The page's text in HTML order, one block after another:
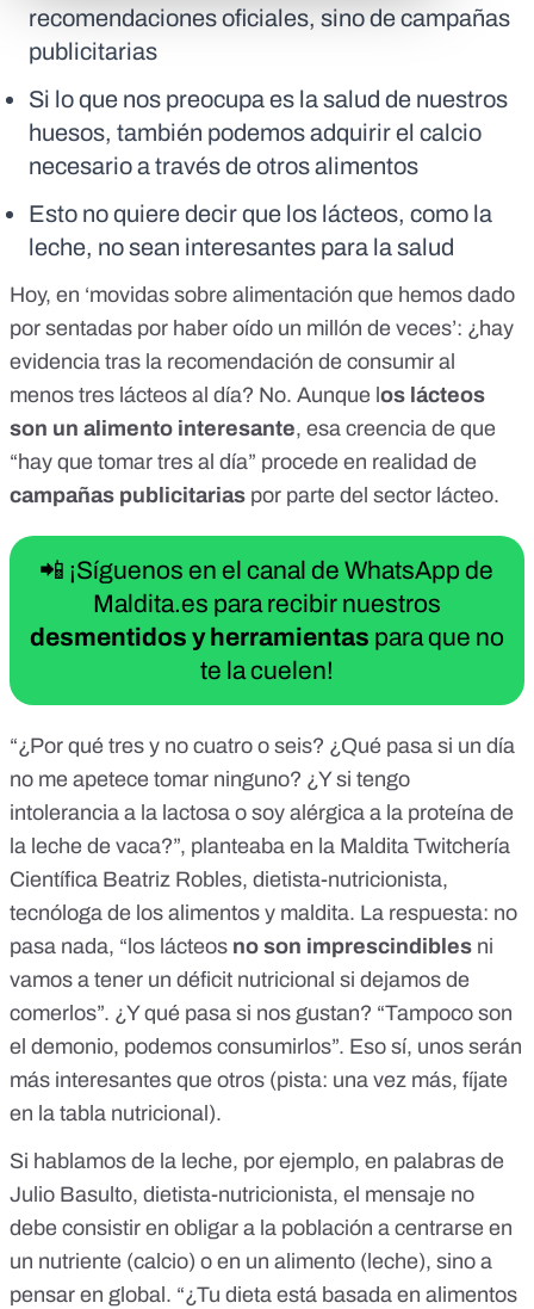
recomendaciones oficiales, sino de campañas
publicitarias
Si lo que nos preocupa es la salud de nuestros
huesos, también podemos adquirir el calcio
necesario a través de otros alimentos
Esto no quiere decir que los lácteos, como la
leche, no sean interesantes para la salud
Hoy, en ‘movidas sobre alimentación que hemos dado
por sentadas por haber oído un millón de veces’: ¿hay
evidencia tras la recomendación de consumir al
menos tres lácteos al día? No. Aunque l os lácteos
son un alimento interesante, esa creencia de que
“hay que tomar tres al día” procede en realidad de
campañas publicitarias por parte del sector lácteo.
📲 ¡Síguenos en el canal de WhatsApp de
Maldita.es para recibir nuestros
desmentidos y herramientas para que no
te la cuelen!
“¿Por qué tres y no cuatro o seis? ¿Qué pasa si un día
no me apetece tomar ninguno? ¿Y si tengo
intolerancia a la lactosa o soy alérgica a la proteína de
la leche de vaca?”, planteaba en la Maldita Twitchería
Científica Beatriz Robles, dietista-nutricionista,
tecnóloga de los alimentos y maldita. La respuesta: no
pasa nada, “los lácteos no son imprescindibles ni
vamos a tener un déficit nutricional si dejamos de
comerlos”. ¿Y qué pasa si nos gustan? “Tampoco son
el demonio, podemos consumirlos”. Eso sí, unos serán
más interesantes que otros (pista: una vez más, fíjate
en la tabla nutricional).
Si hablamos de la leche, por ejemplo, en palabras de
Julio Basulto, dietista-nutricionista, el mensaje no
debe consistir en obligar a la población a centrarse en
un nutriente (calcio) o en un alimento (leche), sino a
pensar en global. “¿Tu dieta está basada en alimentos